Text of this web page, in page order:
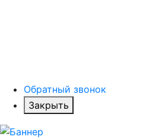
Обратный звонок
Закрыть